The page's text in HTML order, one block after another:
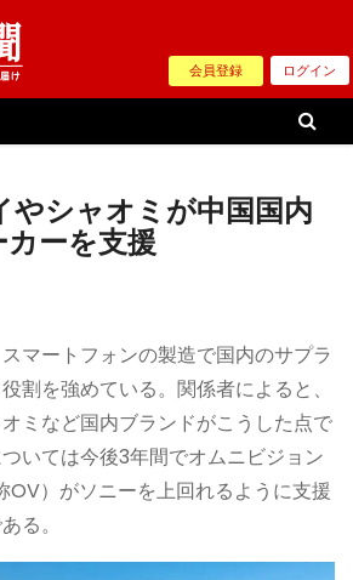
会員登録 ログイン
やシャオミが中国国内
カーを支援
マートフォンの製造で国内のサプラ
割を強めている。関係者によると、
ミなど国内ブランドがこうした点で
いては今後3年間でオムニビジョン
OV）がソニーを上回れるように支援
る。